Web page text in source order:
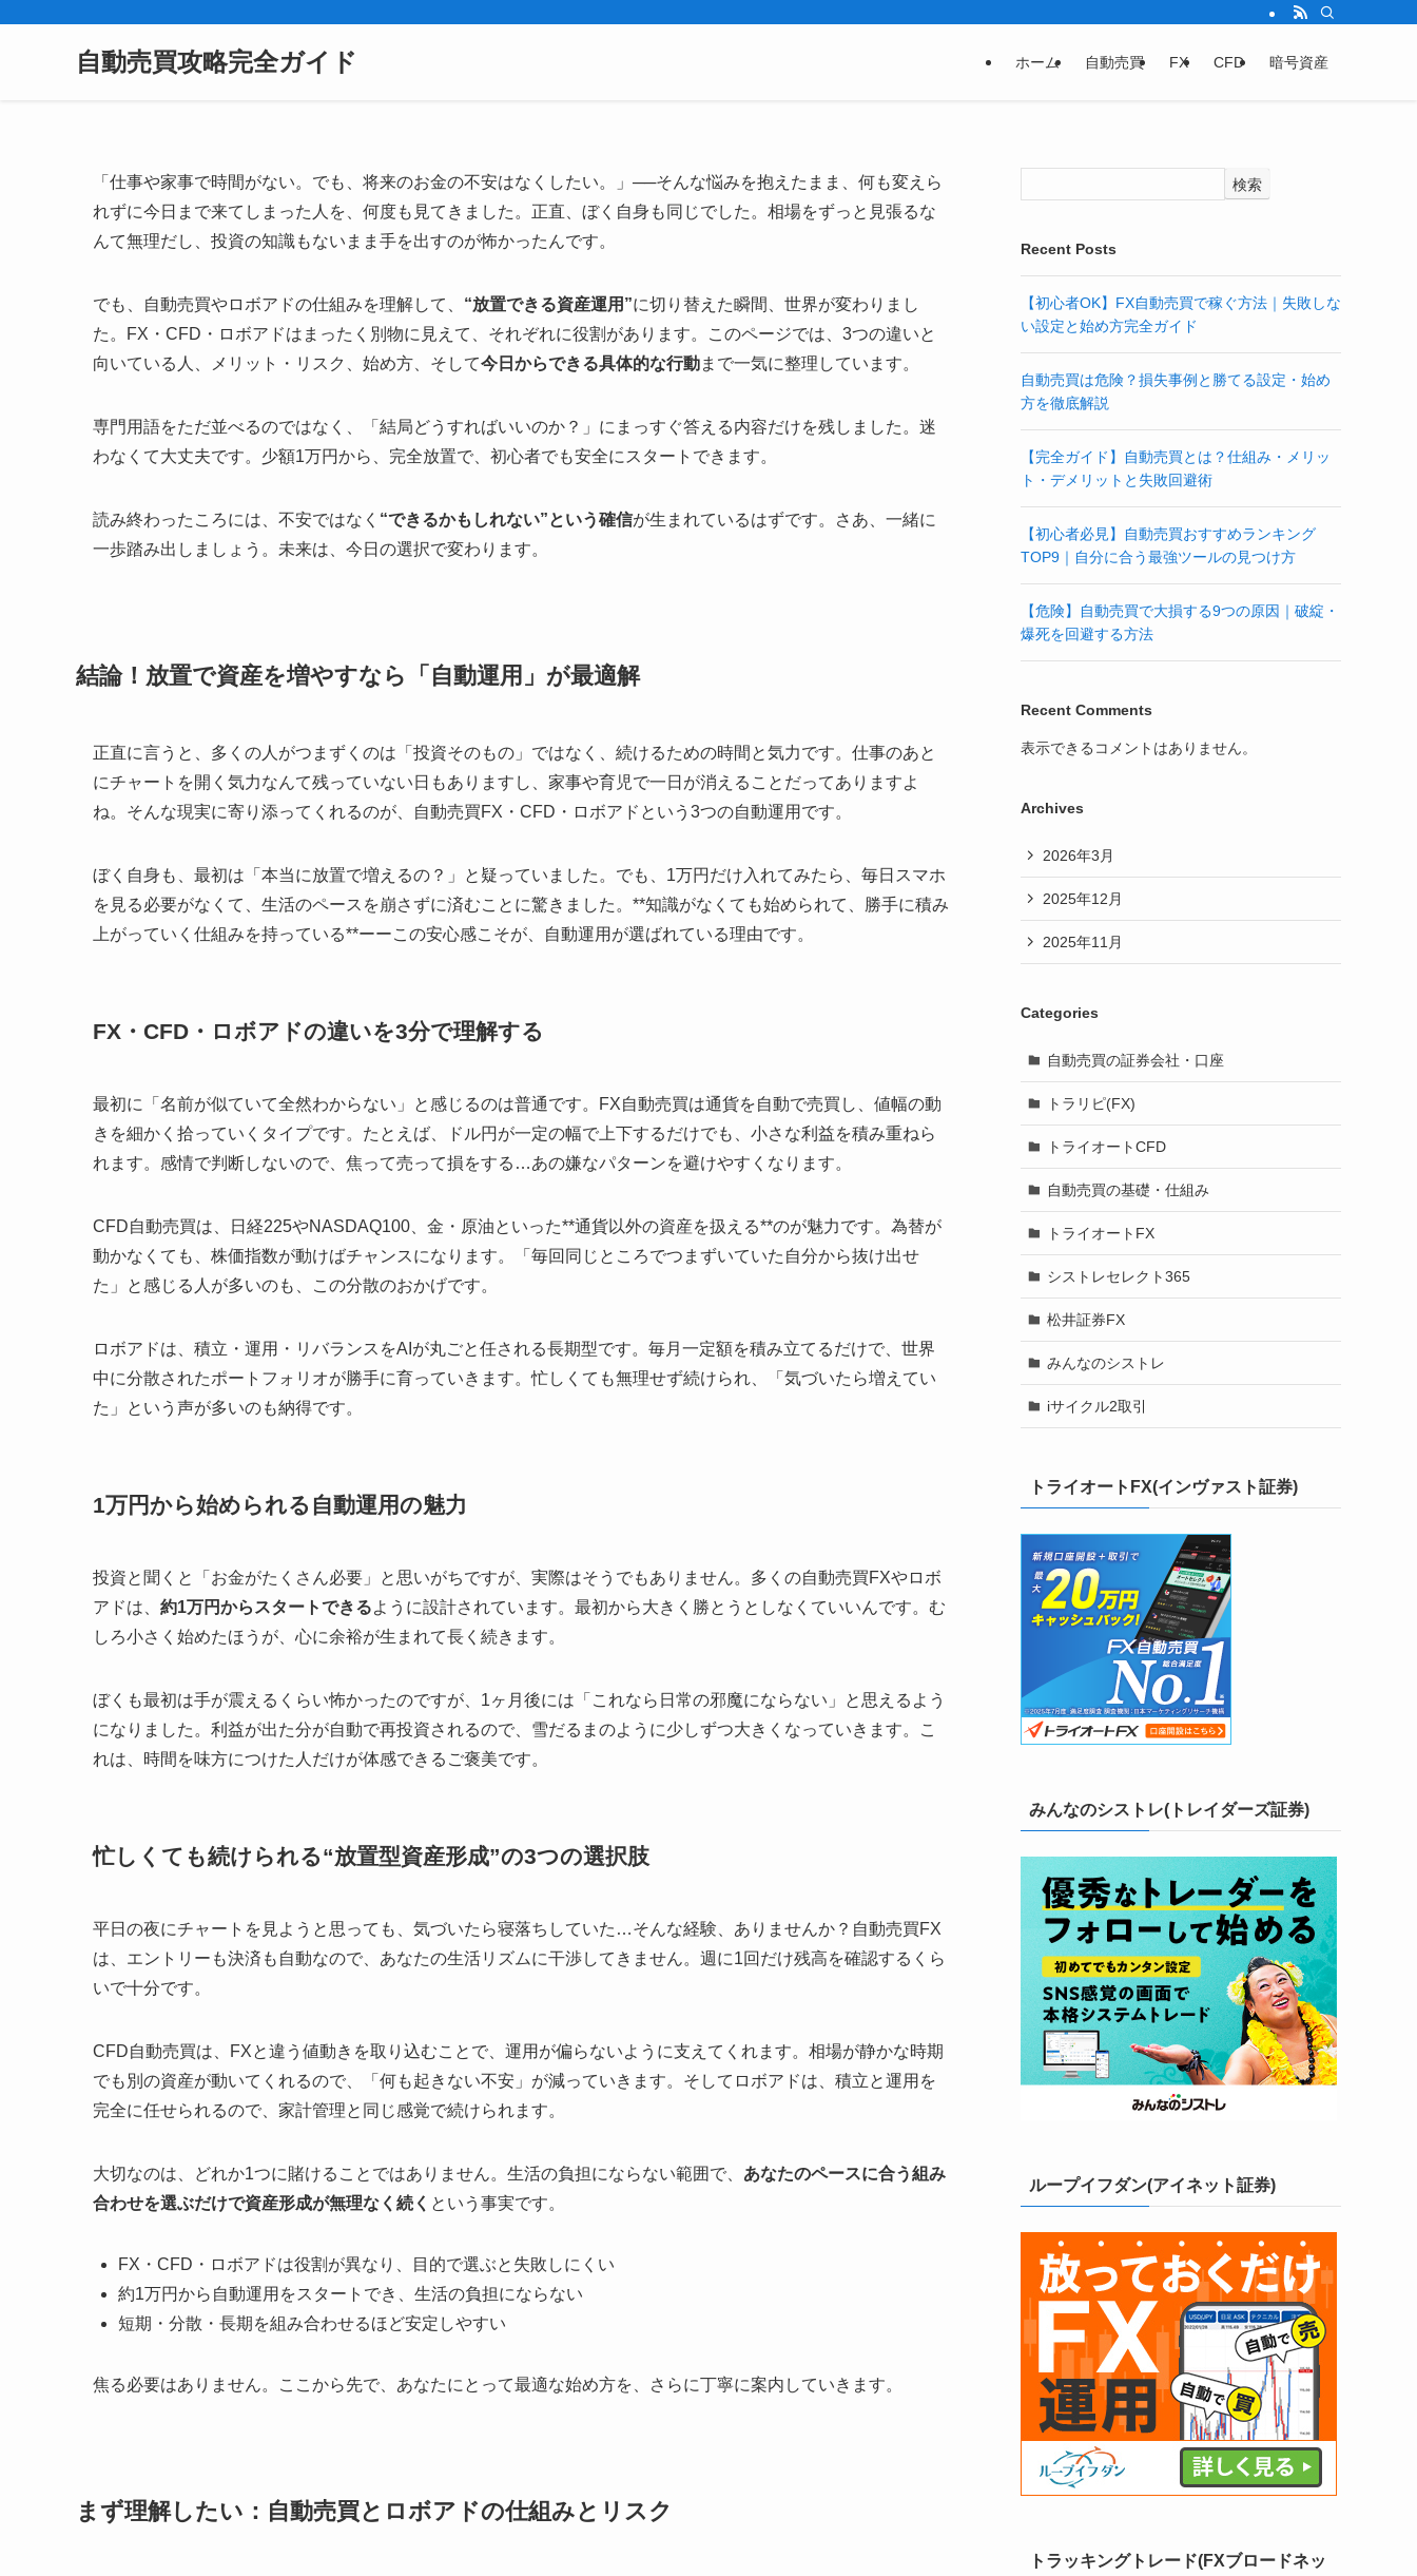
自動売買攻略完全ガイド ホーム 自動売買 FX CFD 暗号資産
「仕事や家事で時間がない。でも、将来のお金の不安はなくしたい。」──そんな悩みを抱えたまま、何も変えら
れずに今日まで来てしまった人を、何度も見てきました。正直、ぼく自身も同じでした。相場をずっと見張るな
んて無理だし、投資の知識もないまま手を出すのが怖かったんです。
でも、自動売買やロボアドの仕組みを理解して、 “放置できる資産運用”に切り替えた瞬間、世界が変わりまし
た。FX・CFD・ロボアドはまったく別物に見えて、それぞれに役割があります。このページでは、3つの違いと
向いている人、メリット・リスク、始め方、そして今日からできる具体的な行動まで一気に整理しています。
専門用語をただ並べるのではなく、「結局どうすればいいのか？」にまっすぐ答える内容だけを残しました。迷
わなくて大丈夫です。少額1万円から、完全放置で、初心者でも安全にスタートできます。
読み終わったころには、不安ではなく “できるかもしれない”という確信が生まれているはずです。さあ、一緒に
一歩踏み出しましょう。未来は、今日の選択で変わります。
結論！放置で資産を増やすなら「自動運用」が最適解
正直に言うと、多くの人がつまずくのは「投資そのもの」ではなく、続けるための時間と気力です。仕事のあと
にチャートを開く気力なんて残っていない日もありますし、家事や育児で一日が消えることだってありますよ
ね。そんな現実に寄り添ってくれるのが、自動売買FX・CFD・ロボアドという3つの自動運用です。
ぼく自身も、最初は「本当に放置で増えるの？」と疑っていました。でも、1万円だけ入れてみたら、毎日スマホ
を見る必要がなくて、生活のペースを崩さずに済むことに驚きました。**知識がなくても始められて、勝手に積み
上がっていく仕組みを持っている**ーーこの安心感こそが、自動運用が選ばれている理由です。
FX・CFD・ロボアドの違いを3分で理解する
最初に「名前が似ていて全然わからない」と感じるのは普通です。FX自動売買は通貨を自動で売買し、値幅の動
きを細かく拾っていくタイプです。たとえば、ドル円が一定の幅で上下するだけでも、小さな利益を積み重ねら
れます。感情で判断しないので、焦って売って損をする…あの嫌なパターンを避けやすくなります。
CFD自動売買は、日経225やNASDAQ100、金・原油といった**通貨以外の資産を扱える**のが魅力です。為替が
動かなくても、株価指数が動けばチャンスになります。「毎回同じところでつまずいていた自分から抜け出せ
た」と感じる人が多いのも、この分散のおかげです。
ロボアドは、積立・運用・リバランスをAIが丸ごと任される長期型です。毎月一定額を積み立てるだけで、世界
中に分散されたポートフォリオが勝手に育っていきます。忙しくても無理せず続けられ、「気づいたら増えてい
た」という声が多いのも納得です。
1万円から始められる自動運用の魅力
投資と聞くと「お金がたくさん必要」と思いがちですが、実際はそうでもありません。多くの自動売買FXやロボ
アドは、 約1万円からスタートできるように設計されています。最初から大きく勝とうとしなくていいんです。む
しろ小さく始めたほうが、心に余裕が生まれて長く続きます。
ぼくも最初は手が震えるくらい怖かったのですが、1ヶ月後には「これなら日常の邪魔にならない」と思えるよう
になりました。利益が出た分が自動で再投資されるので、雪だるまのように少しずつ大きくなっていきます。こ
れは、時間を味方につけた人だけが体感できるご褒美です。
忙しくても続けられる“放置型資産形成”の3つの選択肢
平日の夜にチャートを見ようと思っても、気づいたら寝落ちしていた…そんな経験、ありませんか？自動売買FX
は、エントリーも決済も自動なので、あなたの生活リズムに干渉してきません。週に1回だけ残高を確認するくら
いで十分です。
CFD自動売買は、FXと違う値動きを取り込むことで、運用が偏らないように支えてくれます。相場が静かな時期
でも別の資産が動いてくれるので、「何も起きない不安」が減っていきます。そしてロボアドは、積立と運用を
完全に任せられるので、家計管理と同じ感覚で続けられます。
大切なのは、どれか1つに賭けることではありません。生活の負担にならない範囲で、 あなたのペースに合う組み
合わせを選ぶだけで資産形成が無理なく続く という事実です。
FX・CFD・ロボアドは役割が異なり、目的で選ぶと失敗しにくい
約1万円から自動運用をスタートでき、生活の負担にならない
短期・分散・長期を組み合わせるほど安定しやすい
焦る必要はありません。ここから先で、あなたにとって最適な始め方を、さらに丁寧に案内していきます。
まず理解したい：自動売買とロボアドの仕組みとリスク
検索
Recent Posts
【初心者OK】FX自動売買で稼ぐ方法｜失敗しな
い設定と始め方完全ガイド
自動売買は危険？損失事例と勝てる設定・始め
方を徹底解説
【完全ガイド】自動売買とは？仕組み・メリッ
ト・デメリットと失敗回避術
【初心者必見】自動売買おすすめランキング
TOP9｜自分に合う最強ツールの見つけ方
【危険】自動売買で大損する9つの原因｜破綻・
爆死を回避する方法
Recent Comments
表示できるコメントはありません。
Archives
2026年3月
2025年12月
2025年11月
Categories
自動売買の証券会社・口座
トラリピ(FX)
トライオートCFD
自動売買の基礎・仕組み
トライオートFX
シストレセレクト365
松井証券FX
みんなのシストレ
iサイクル2取引
トライオートFX(インヴァスト証券)
みんなのシストレ(トレイダーズ証券)
ループイフダン(アイネット証券)
トラッキングトレード(FXブロードネッ